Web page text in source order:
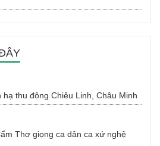
thu đông Chiêu Linh, Châu Minh
Thơ giọng ca dân ca xứ nghệ